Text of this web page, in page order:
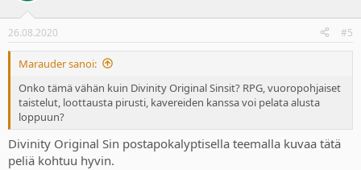
s
:
26.08.2020 #5
Marauder sanoi:
Onko tämä vähän kuin Divinity Original Sinsit? RPG, vuoropohjaiset
taistelut, loottausta pirusti, kavereiden kanssa voi pelata alusta
loppuun?
Divinity Original Sin postapokalyptisella teemalla kuvaa tätä
peliä kohtuu hyvin.